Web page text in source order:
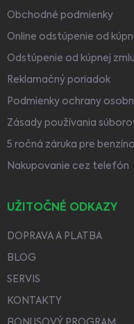
Obchodné podmienky
Online odstúpenie od
Odstúpenie od kúpnej
Reklamačný poriadok
Podmienky ochrany
Zásady používania
5 ročná záruka pre
Nakupovanie cez telefón
UŽITOČNÉ ODKAZY
DOPRAVA A PLATBA
BLOG
SERVIS
KONTAKTY